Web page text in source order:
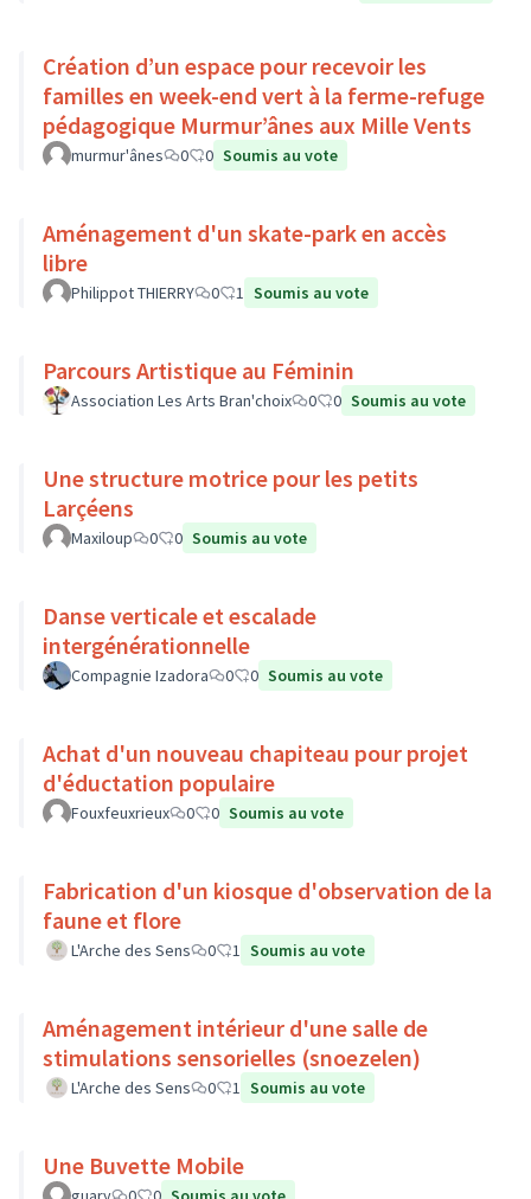
Création d’un espace pour recevoir les
familles en week-end vert à la ferme-refuge
pédagogique Murmur’ânes aux Mille Vents
murmur'ânes 0 0 Soumis au vote
Aménagement d'un skate-park en accès
libre
Philippot THIERRY 0 1 Soumis au vote
Parcours Artistique au Féminin
Association Les Arts Bran'choix 0 0 Soumis au vote
Une structure motrice pour les petits
Larçéens
Maxiloup 0 0 Soumis au vote
Danse verticale et escalade
intergénérationnelle
Compagnie Izadora 0 0 Soumis au vote
Achat d'un nouveau chapiteau pour projet
d'éductation populaire
Fouxfeuxrieux 0 0 Soumis au vote
Fabrication d'un kiosque d'observation de la
faune et flore
L'Arche des Sens 0 1 Soumis au vote
Aménagement intérieur d'une salle de
stimulations sensorielles (snoezelen)
L'Arche des Sens 0 1 Soumis au vote
Une Buvette Mobile